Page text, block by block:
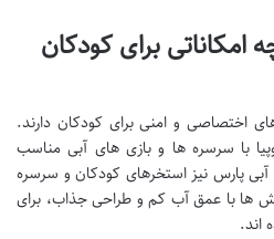
امکاناتی برای کودکان
اختصاصی و امنی برای کودکان دارند.
با سرسره ها و بازی های آبی مناسب
پارس نیز استخرهای کودکان و سرسره
ها با عمق آب کم و طراحی جذاب، برای
اند.